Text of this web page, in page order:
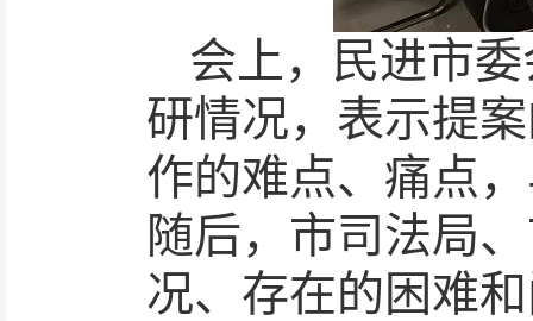
会上，民进市
研情况，表示提
作的难点、痛点
随后，市司法局
况、存在的困难